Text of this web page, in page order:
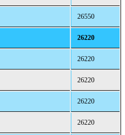
26550
26220
26220
26220
26220
26220